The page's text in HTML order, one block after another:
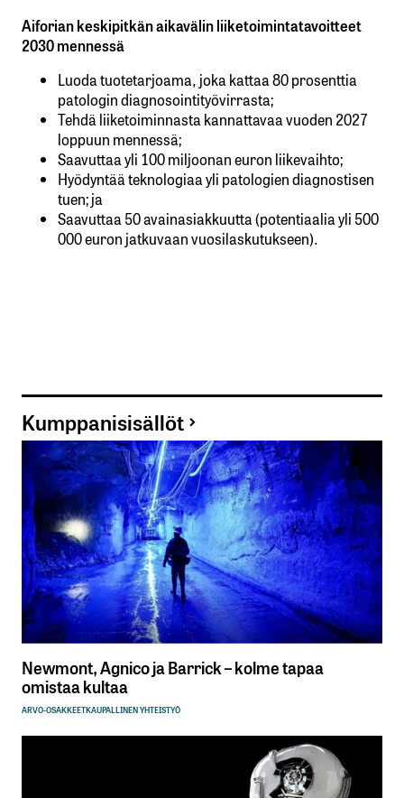
Aiforian keskipitkän aikavälin liiketoimintatavoitteet
2030 mennessä
Luoda tuotetarjoama, joka kattaa 80 prosenttia
patologin diagnosointityövirrasta;
Tehdä liiketoiminnasta kannattavaa vuoden 2027
loppuun mennessä;
Saavuttaa yli 100 miljoonan euron liikevaihto;
Hyödyntää teknologiaa yli patologien diagnostisen
tuen; ja
Saavuttaa 50 avainasiakkuutta (potentiaalia yli 500
000 euron jatkuvaan vuosilaskutukseen).
Kumppanisisällöt
Newmont, Agnico ja Barrick – kolme tapaa
omistaa kultaa
ARVO-OSAKKEETKAUPALLINEN YHTEISTYÖ